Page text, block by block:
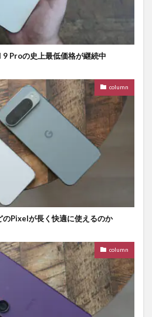
Proの史上最低価格が継続中
column
Pixelが長く快適に使えるのか
column